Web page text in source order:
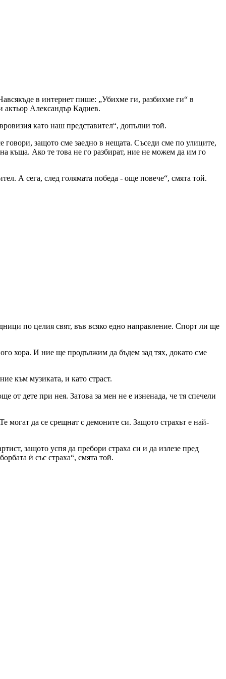
в интернет пише: „Убихме ги, разбихме ги“ в
актьор Александър Кадиев.
като наш представител“, допълни той.
защото сме заедно в нещата. Съседи сме по улиците,
къща. Ако те това не го разбират, ние не можем да им го
А сега, след голямата победа - още повече“, смята той.
по целия свят, във всяко едно направление. Спорт ли ще
хора. И ние ще продължим да бъдем зад тях, докато сме
към музиката, и като страст.
от дете при нея. Затова за мен не е изненада, че тя спечели
могат да се срещнат с демоните си. Защото страхът е най-
защото успя да пребори страха си и да излезе пред
ѝ със страха“, смята той.